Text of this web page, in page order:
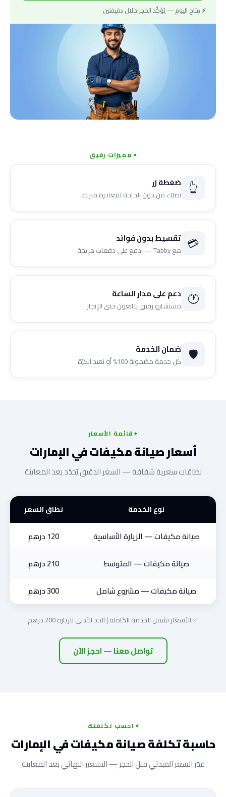
⚡ متاح اليوم — يُؤكَّد الحجز خلال دقيقتين
مميزات رفيق
👆 ضغطة زر
نصلك من دون الحاجة لمغادرة منزلك
💳 تقسيط بدون فوائد
مع Tabby — ادفع على دفعات مريحة
🕐 دعم على مدار الساعة
مستشارو رفيق يتابعون حتى الإنجاز
🛡️ ضمان الخدمة
كل خدمة مضمونة 100% أو نعيد الكرّة
قائمة الأسعار
أسعار صيانة مكيفات في الإمارات
نطاقات سعرية شفافة — السعر الدقيق يُحدَّد بعد المعاينة
نوع الخدمة نطاق السعر
صيانة مكيفات — الزيارة الأساسية
120 درهم
صيانة مكيفات — المتوسط
210 درهم
صيانة مكيفات — مشروع شامل
300 درهم
✅ الأسعار تشمل الخدمة الكاملة | الحد الأدنى للزيارة 200 درهم
تواصل معنا — احجز الآن
احسب تكلفتك
حاسبة تكلفة صيانة مكيفات في الإمارات
قدّر السعر المبدئي قبل الحجز — التسعير النهائي بعد المعاينة